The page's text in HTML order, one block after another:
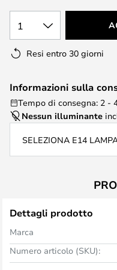
1
Resi entro 30 giorni
Informazioni sulla
Tempo di consegna: 2 -
Nessun illuminante
SELEZIONA E14
Dettagli prodotto
Marca
Numero articolo (SKU):